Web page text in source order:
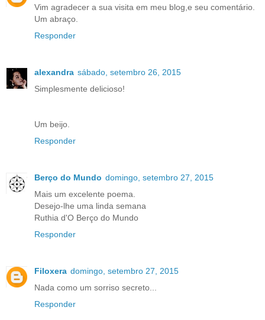
Vim agradecer a sua visita em meu blog,e seu comentário.
Um abraço.
Responder
alexandra sábado, setembro 26, 2015
Simplesmente delicioso!
Um beijo.
Responder
Berço do Mundo domingo, setembro 27, 2015
Mais um excelente poema.
Desejo-lhe uma linda semana
Ruthia d'O Berço do Mundo
Responder
Filoxera domingo, setembro 27, 2015
Nada como um sorriso secreto...
Responder